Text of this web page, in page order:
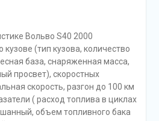
Вольво S40 2000
(тип кузова, количество
база, снаряженная масса,
просвет), скоростных
скорость, разгон до 100 км
( расход топлива в циклах
объем топливного бака